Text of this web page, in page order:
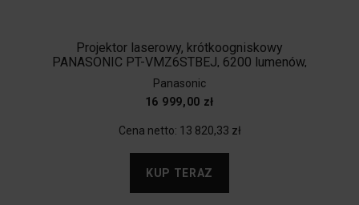
Projektor laserowy, krótkoogniskowy
PANASONIC PT-VMZ6STBEJ, 6200 lumenów,
1920x1200, czarny.
Panasonic
16 999,00 zł
Cena netto: 13 820,33 zł
KUP TERAZ